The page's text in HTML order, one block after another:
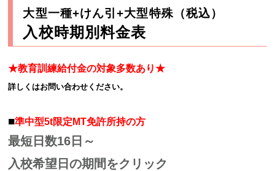
大型一種+けん引+大型特殊（税込）
入校時期別料金表
★教育訓練給付金の対象多数あり★
詳しくはお問い合わせください。
■準中型5t限定MT免許所持の方
最短日数16日～
入校希望日の期間をクリック